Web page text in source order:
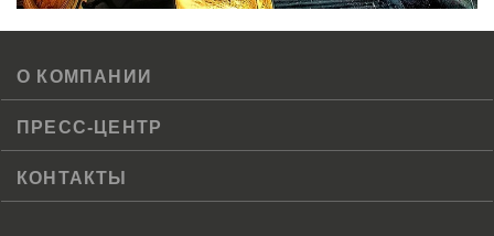
О КОМПАНИИ
ПРЕСС-ЦЕНТР
КОНТАКТЫ